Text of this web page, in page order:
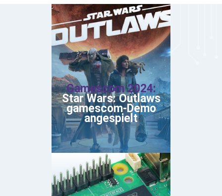
Gamescom 2024:
Star Wars: Outlaws
gamescom-Demo
angespielt